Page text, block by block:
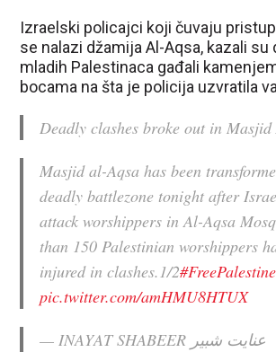
Izraelski policajci koji čuvaju
se nalazi džamija Al-Aqsa, kazali su
mladih Palestinaca gađali
bocama na šta je policija uzvratila
Deadly clashes broke out in Masjid
Masjid al-Aqsa has been
deadly battlezone tonight after
attack worshippers in Al-Aqsa
than 150 Palestinian worshippers
injured in clashes.1/2#FreePalestine
pic.twitter.com/amHMU8HTUX
— INAYAT SHABEER عنايت شبير